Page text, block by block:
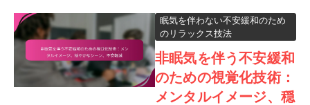
眠気を伴わない不安緩和のため
のリラックス技法
非眠気を伴う不安緩和
のための視覚化技術：
メンタルイメージ、穏